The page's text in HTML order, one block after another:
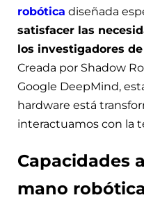
robótica diseñada
satisfacer las
los investigadores
Creada por Shadow
Google DeepMind,
hardware está
interactuamos con la
Capacidades
mano